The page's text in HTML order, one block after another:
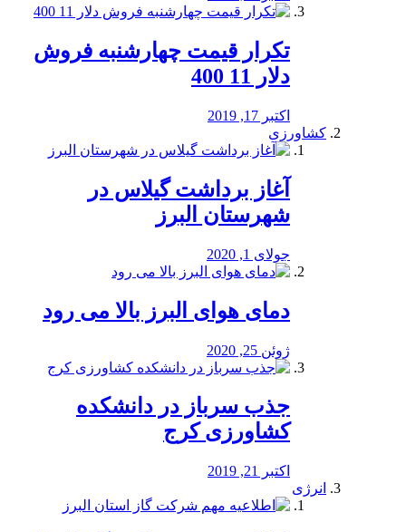
تکرار قیمت چهارشنبه فروش
دلار 11 400
اکتبر 17, 2019
کشاورزی
آغاز برداشت گیلاس در
شهرستان البرز
جولای 1, 2020
دمای هوای البرز بالا می رود
ژوئن 25, 2020
جذب سرباز در دانشکده
کشاورزی کرج
اکتبر 21, 2019
انرژی